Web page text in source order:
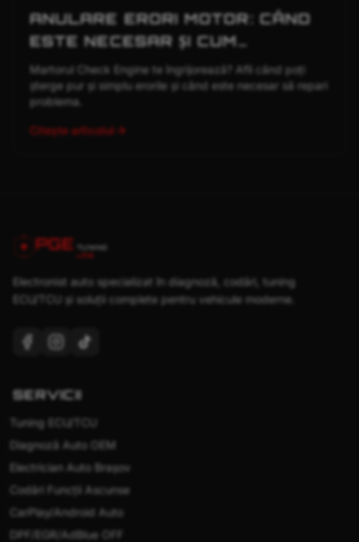
ANULARE ERORI MOTOR: CÂND
ESTE NECESAR ȘI CUM
FUNCȚIONEAZĂ?
Martorul Check Engine te îngrijorează? Afli când poți
șterge pur și simplu erorile și când este necesar să repari
problema.
Citește articolul
PGE
TUNING
LAB
Electronist auto specializat în diagnoză, codări, tuning
ECU/TCU și soluții complete pentru vehicule moderne.
SERVICII
Tuning ECU/TCU
Diagnoză Auto OEM
Electrician Auto Brașov
Codări Funcții Ascunse
CarPlay/Android Auto
DPF/EGR/AdBlue OFF